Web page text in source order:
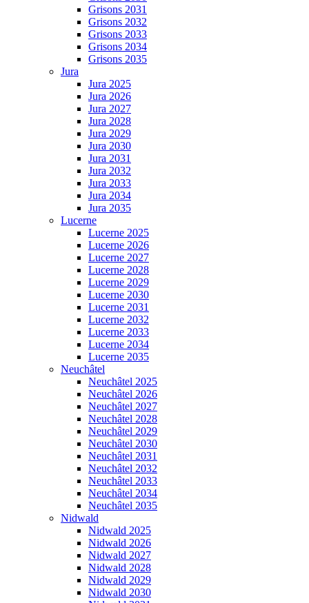
Grisons 2031
Grisons 2032
Grisons 2033
Grisons 2034
Grisons 2035
Jura
Jura 2025
Jura 2026
Jura 2027
Jura 2028
Jura 2029
Jura 2030
Jura 2031
Jura 2032
Jura 2033
Jura 2034
Jura 2035
Lucerne
Lucerne 2025
Lucerne 2026
Lucerne 2027
Lucerne 2028
Lucerne 2029
Lucerne 2030
Lucerne 2031
Lucerne 2032
Lucerne 2033
Lucerne 2034
Lucerne 2035
Neuchâtel
Neuchâtel 2025
Neuchâtel 2026
Neuchâtel 2027
Neuchâtel 2028
Neuchâtel 2029
Neuchâtel 2030
Neuchâtel 2031
Neuchâtel 2032
Neuchâtel 2033
Neuchâtel 2034
Neuchâtel 2035
Nidwald
Nidwald 2025
Nidwald 2026
Nidwald 2027
Nidwald 2028
Nidwald 2029
Nidwald 2030